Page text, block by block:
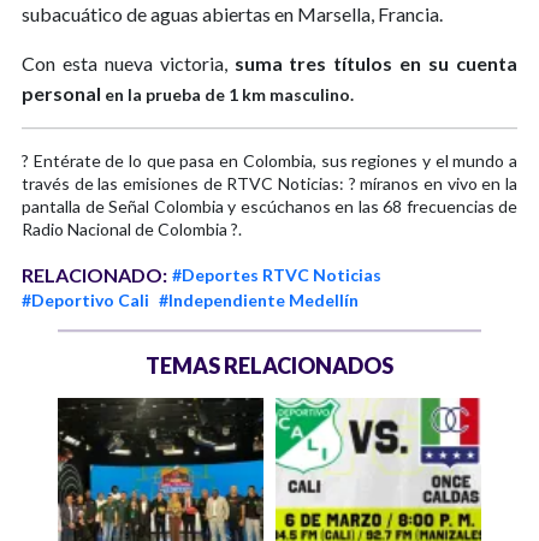
subacuático de aguas abiertas en Marsella, Francia.
Con esta nueva victoria,suma tres títulos en su cuenta
personal en la prueba de 1 km masculino.
? Entérate de lo que pasa en Colombia, sus regiones y el mundo a
través de las emisiones de RTVC Noticias: ? míranos en vivo en la
pantalla de Señal Colombia y escúchanos en las 68 frecuencias de
Radio Nacional de Colombia ?.
RELACIONADO: #Deportes RTVC Noticias
#Deportivo Cali #Independiente Medellín
TEMAS RELACIONADOS